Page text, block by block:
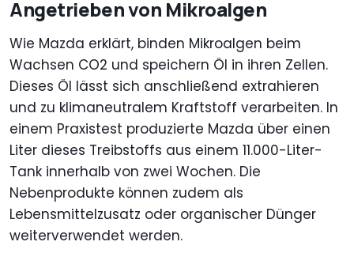
Angetrieben von Mikroalgen
Wie Mazda erklärt, binden Mikroalgen beim
Wachsen CO2 und speichern Öl in ihren Zellen.
Dieses Öl lässt sich anschließend extrahieren
und zu klimaneutralem Kraftstoff verarbeiten. In
einem Praxistest produzierte Mazda über einen
Liter dieses Treibstoffs aus einem 11.000-Liter-
Tank innerhalb von zwei Wochen. Die
Nebenprodukte können zudem als
Lebensmittelzusatz oder organischer Dünger
weiterverwendet werden.